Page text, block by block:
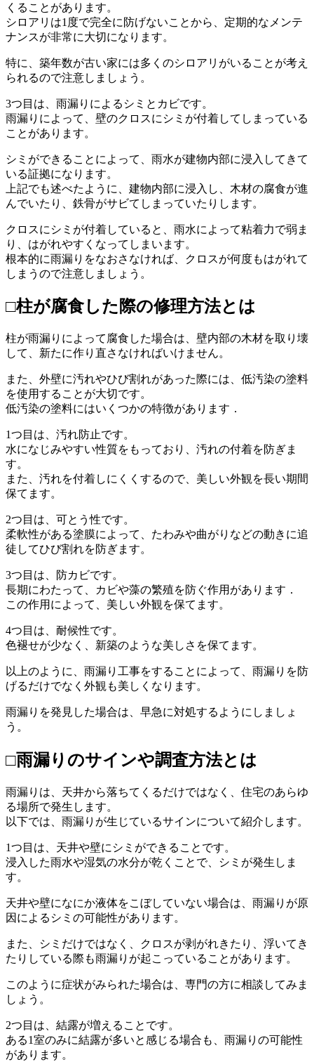
くることがあります。
シロアリは1度で完全に防げないことから、定期的なメンテ
ナンスが非常に大切になります。
特に、築年数が古い家には多くのシロアリがいることが考え
られるので注意しましょう。
3つ目は、雨漏りによるシミとカビです。
雨漏りによって、壁のクロスにシミが付着してしまっている
ことがあります。
シミができることによって、雨水が建物内部に浸入してきて
いる証拠になります。
上記でも述べたように、建物内部に浸入し、木材の腐食が進
んでいたり、鉄骨がサビてしまっていたりします。
クロスにシミが付着していると、雨水によって粘着力で弱ま
り、はがれやすくなってしまいます。
根本的に雨漏りをなおさなければ、クロスが何度もはがれて
しまうので注意しましょう。
□柱が腐食した際の修理方法とは
柱が雨漏りによって腐食した場合は、壁内部の木材を取り壊
して、新たに作り直さなければいけません。
また、外壁に汚れやひび割れがあった際には、低汚染の塗料
を使用することが大切です。
低汚染の塗料にはいくつかの特徴があります．
1つ目は、汚れ防止です。
水になじみやすい性質をもっており、汚れの付着を防ぎま
す。
また、汚れを付着しにくくするので、美しい外観を長い期間
保てます。
2つ目は、可とう性です。
柔軟性がある塗膜によって、たわみや曲がりなどの動きに追
徒してひび割れを防ぎます。
3つ目は、防カビです。
長期にわたって、カビや藻の繁殖を防ぐ作用があります．
この作用によって、美しい外観を保てます。
4つ目は、耐候性です。
色褪せが少なく、新築のような美しさを保てます。
以上のように、雨漏り工事をすることによって、雨漏りを防
げるだけでなく外観も美しくなります。
雨漏りを発見した場合は、早急に対処するようにしましょ
う。
□雨漏りのサインや調査方法とは
雨漏りは、天井から落ちてくるだけではなく、住宅のあらゆ
る場所で発生します。
以下では、雨漏りが生じているサインについて紹介します。
1つ目は、天井や壁にシミができることです。
浸入した雨水や湿気の水分が乾くことで、シミが発生しま
す。
天井や壁になにか液体をこぼしていない場合は、雨漏りが原
因によるシミの可能性があります。
また、シミだけではなく、クロスが剥がれきたり、浮いてき
たりしている際も雨漏りが起こっていることがあります。
このように症状がみられた場合は、専門の方に相談してみま
しょう。
2つ目は、結露が増えることです。
ある1室のみに結露が多いと感じる場合も、雨漏りの可能性
があります。